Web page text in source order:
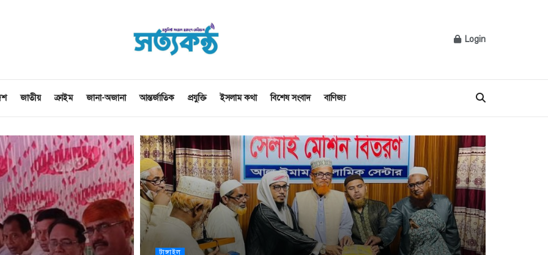
Login
জাতীয় ক্রাইম জানা-অজানা আন্তর্জাতিক প্রযুক্তি ইসলাম কথা বিশেষ সংবাদ বাণিজ্য
টাঙ্গাইল